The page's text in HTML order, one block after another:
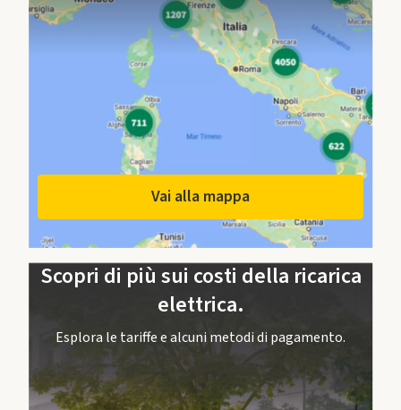
Vai alla mappa
Scopri di più sui costi della ricarica
elettrica.
Esplora le tariffe e alcuni metodi di pagamento.